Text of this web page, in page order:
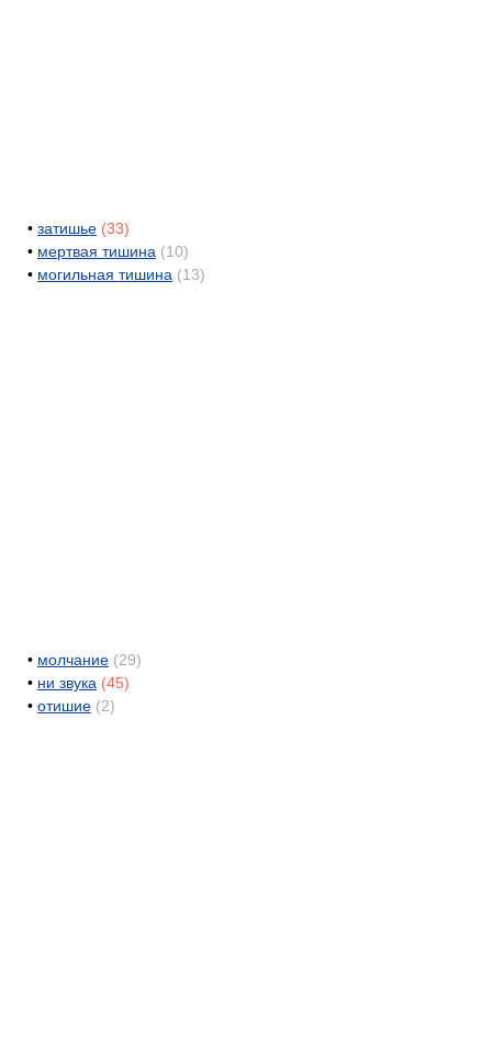
• затишье (33)
• мертвая тишина (10)
• могильная тишина (13)
• молчание (29)
• ни звука (45)
• отишие (2)